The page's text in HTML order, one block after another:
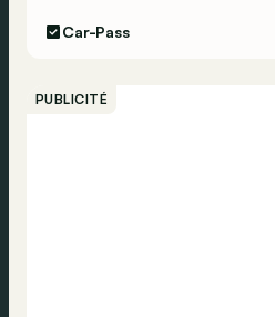
Car-Pass
PUBLICITÉ